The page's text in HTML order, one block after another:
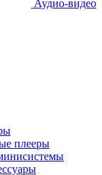
Аудио-видео
плееры